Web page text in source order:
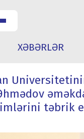
XƏBƏRLƏR
təbrik